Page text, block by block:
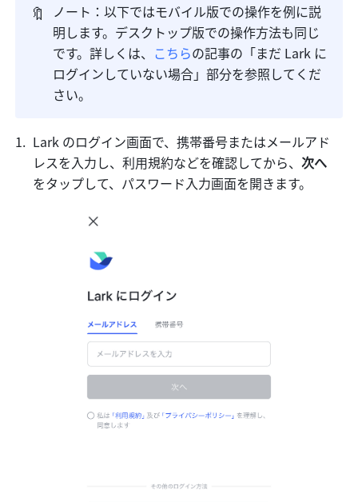
🔖
ノート：以下ではモバイル版での操作を例に説
明します。デスクトップ版での操作方法も同じ
です。詳しくは、 こちらの記事の「まだ Lark に
ログインしていない場合」部分を参照してくだ
さい。
Lark のログイン画面で、携帯番号またはメールアド
レスを入力し、利用規約などを確認してから、
をタップして、パスワード入力画面を開きます。